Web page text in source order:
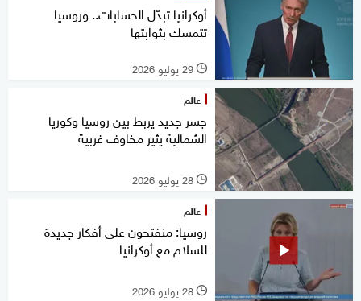
أوكرانيا تبدّل الحسابات.. وروسيا
تتمسك بثوابتها
l 29 يوليو 2026
عالم
جسر جديد يربط بين روسيا وكوريا
الشمالية يثير مخاوف غربية
l 28 يوليو 2026
عالم
روسيا: منفتحون على أفكار جديدة
للسلام مع أوكرانيا
l 28 يوليو 2026